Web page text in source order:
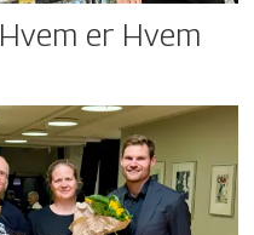
Hvem er Hvem